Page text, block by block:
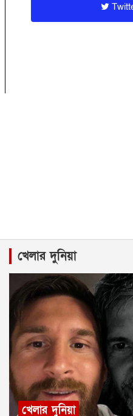
খেলার দুনিয়া
খেলার দুনিয়া